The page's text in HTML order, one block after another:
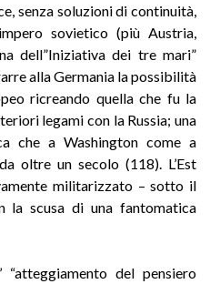
senza soluzioni di continuità,
sovietico (più Austria,
dell”Iniziativa dei tre mari”
alla Germania la possibilità
ricreando quella che fu la
legami con la Russia; una
che a Washington come a
oltre un secolo (118). L’Est
militarizzato – sotto il
la scusa di una fantomatica
del pensiero